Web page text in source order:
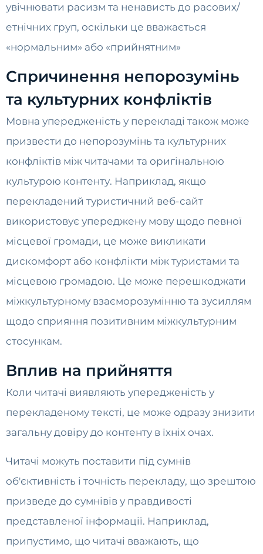
увічнювати расизм та ненависть до расових/
етнічних груп, оскільки це вважається
«нормальним» або «прийнятним»
Спричинення непорозумінь
та культурних конфліктів
Мовна упередженість у перекладі також може
призвести до непорозумінь та культурних
конфліктів між читачами та оригінальною
культурою контенту. Наприклад, якщо
перекладений туристичний веб-сайт
використовує упереджену мову щодо певної
місцевої громади, це може викликати
дискомфорт або конфлікти між туристами та
місцевою громадою. Це може перешкоджати
міжкультурному взаєморозумінню та зусиллям
щодо сприяння позитивним міжкультурним
стосункам.
Вплив на прийняття
Коли читачі виявляють упередженість у
перекладеному тексті, це може одразу знизити
загальну довіру до контенту в їхніх очах.
Читачі можуть поставити під сумнів
об'єктивність і точність перекладу, що зрештою
призведе до сумнівів у правдивості
представленої інформації. Наприклад,
припустимо, що читачі вважають, що